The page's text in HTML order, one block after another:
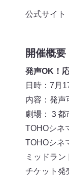
公式サイト
開催概要
発声OK！
日時：7月
内容：発声
劇場：３都
TOHOシネ
TOHOシネ
ミッドラン
チケット発